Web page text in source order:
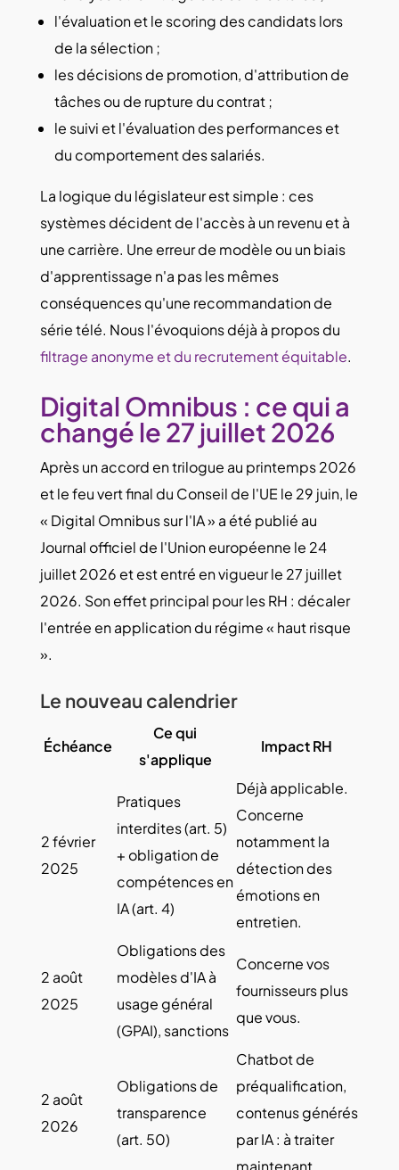
l'évaluation et le scoring des candidats lors
de la sélection ;
les décisions de promotion, d'attribution de
tâches ou de rupture du contrat ;
le suivi et l'évaluation des performances et
du comportement des salariés.
La logique du législateur est simple : ces
systèmes décident de l'accès à un revenu et à
une carrière. Une erreur de modèle ou un biais
d'apprentissage n'a pas les mêmes
conséquences qu'une recommandation de
série télé. Nous l'évoquions déjà à propos du
filtrage anonyme et du recrutement équitable.
Digital Omnibus : ce qui a
changé le 27 juillet 2026
Après un accord en trilogue au printemps 2026
et le feu vert final du Conseil de l'UE le 29 juin, le
« Digital Omnibus sur l'IA » a été publié au
Journal officiel de l'Union européenne le 24
juillet 2026 et est entré en vigueur le 27 juillet
2026. Son effet principal pour les RH : décaler
l'entrée en application du régime « haut risque
».
Le nouveau calendrier
Échéance
Ce qui
s'applique
Impact RH
2 février
2025
Pratiques
interdites (art. 5)
+ obligation de
compétences en
IA (art. 4)
Déjà applicable.
Concerne
notamment la
détection des
émotions en
entretien.
2 août
2025
Obligations des
modèles d'IA à
usage général
(GPAI), sanctions
Concerne vos
fournisseurs plus
que vous.
2 août
2026
Obligations de
transparence
(art. 50)
Chatbot de
préqualification,
contenus générés
par IA : à traiter
maintenant.